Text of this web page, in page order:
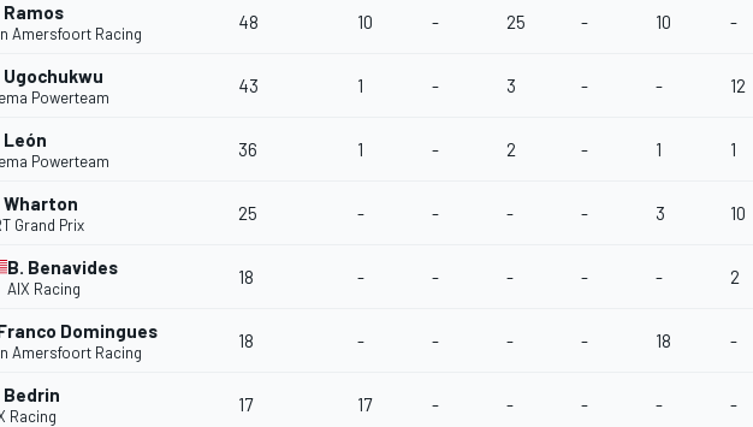
Ramos
Amersfoort Racing
48 10 - 25 - 10 -
Ugochukwu
Powerteam
43 1 - 3 - - 12
León
Powerteam
36 1 - 2 - 1 1
Wharton
Grand Prix
25 - - - - 3 10
B. Benavides
AIX Racing
18 - - - - - 2
Domingues
Amersfoort Racing
18 - - - - 18 -
Bedrin
Racing
17 17 - - - - -